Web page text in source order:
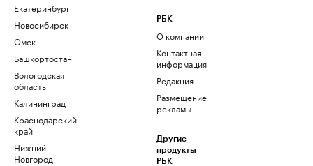
Екатеринбург
Новосибирск
Омск
Башкортостан
Вологодская
область
Калининград
Краснодарский
край
Нижний
Новгород
РБК
О компании
Контактная
информация
Редакция
Размещение
рекламы
Другие
продукты
РБК